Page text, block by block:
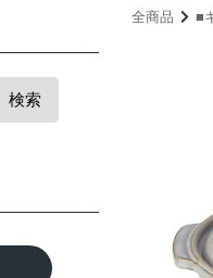
全商品 ■
検索